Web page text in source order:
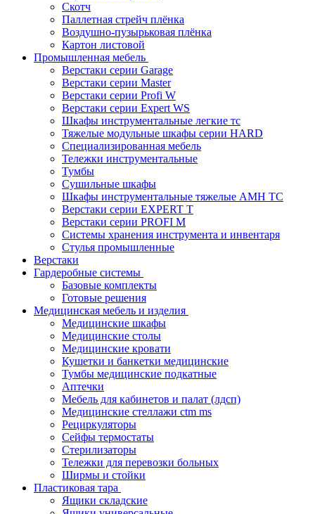
Скотч
Паллетная стрейч плёнка
Воздушно-пузырьковая плёнка
Картон листовой
Промышленная мебель
Верстаки серии Garage
Верстаки серии Master
Верстаки серии Profi W
Верстаки серии Expert WS
Шкафы инструментальные легкие тс
Тяжелые модульные шкафы серии HARD
Cпециализированная мебель
Тележки инструментальные
Тумбы
Cушильные шкафы
Шкафы инструментальные тяжелые AMH TC
Верстаки серии EXPERT T
Верстаки серии PROFI M
Системы хранения инструмента и инвентаря
Стулья промышленные
Верстаки
Гардеробные системы
Базовые комплекты
Готовые решения
Медицинская мебель и изделия
Медицинские шкафы
Медицинские столы
Медицинские кровати
Кушетки и банкетки медицинские
Тумбы медицинские подкатные
Аптечки
Мебель для кабинетов и палат (лдсп)
Медицинские стеллажи ctm ms
Рециркуляторы
Сейфы термостаты
Стерилизаторы
Тележки для перевозки больных
Ширмы и стойки
Пластиковая тара
Ящики складские